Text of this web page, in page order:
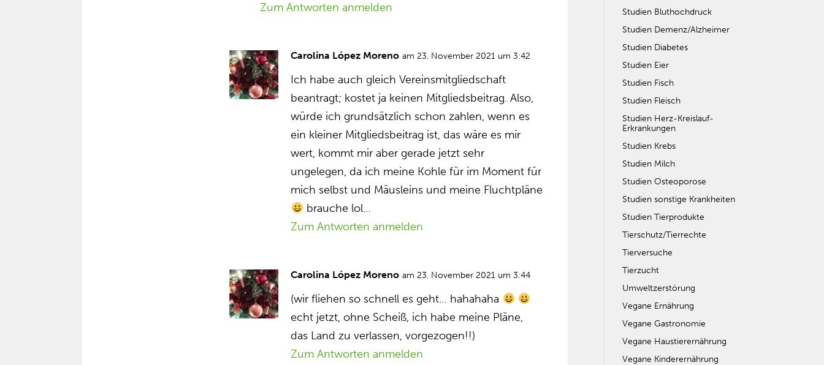
Zum Antworten anmelden
Carolina López Moreno am 23. November 2021 um 3:42
Ich habe auch gleich Vereinsmitgliedschaft
beantragt; kostet ja keinen Mitgliedsbeitrag. Also,
würde ich grundsätzlich schon zahlen, wenn es
ein kleiner Mitgliedsbeitrag ist, das wäre es mir
wert, kommt mir aber gerade jetzt sehr
ungelegen, da ich meine Kohle für im Moment für
mich selbst und Mäusleins und meine Fluchtpläne
brauche lol…
Zum Antworten anmelden
Carolina López Moreno am 23. November 2021 um 3:44
(wir fliehen so schnell es geht… hahahaha
echt jetzt, ohne Scheiß, ich habe meine Pläne,
das Land zu verlassen, vorgezogen!!)
Zum Antworten anmelden
Studien Bluthochdruck
Studien Demenz/Alzheimer
Studien Diabetes
Studien Eier
Studien Fisch
Studien Fleisch
Studien Herz-Kreislauf-
Erkrankungen
Studien Krebs
Studien Milch
Studien Osteoporose
Studien sonstige Krankheiten
Studien Tierprodukte
Tierschutz/Tierrechte
Tierversuche
Tierzucht
Umweltzerstörung
Vegane Ernährung
Vegane Gastronomie
Vegane Haustierernährung
Vegane Kinderernährung